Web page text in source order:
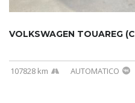
107828 km AUTOMATICO